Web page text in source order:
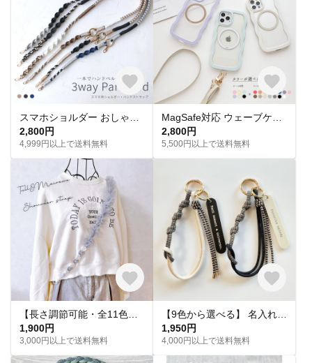
2,800円
4,999円以上で送料無料
2,800円
5,500円以上で送料無料
1,900円
3,000円以上で送料無料
1,950円
4,000円以上で送料無料